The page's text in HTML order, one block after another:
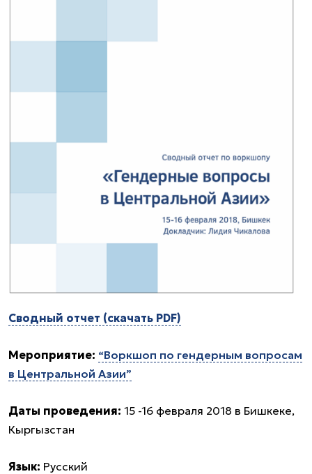
Сводный отчет (скачать PDF)
Мероприятие: “Воркшоп по гендерным вопросам
в Центральной Азии”
Даты проведения: 15 -16 февраля 2018 в Бишкеке,
Кыргызстан
Язык: Русский